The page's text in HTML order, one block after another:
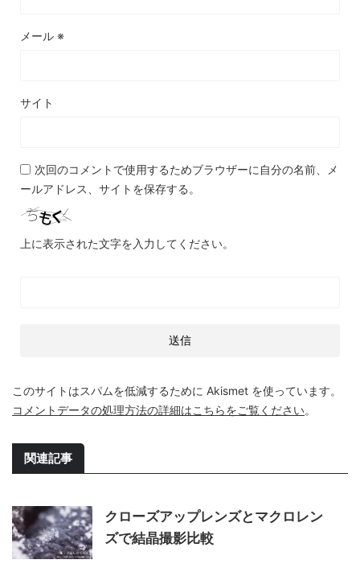
メール ※
サイト
次回のコメントで使用するためブラウザーに自分の名前、メ
ールアドレス、サイトを保存する。
上に表示された文字を入力してください。
このサイトはスパムを低減するために Akismet を使っています。
コメントデータの処理方法の詳細はこちらをご覧ください。
関連記事
クローズアップレンズとマクロレン
ズで結晶撮影比較